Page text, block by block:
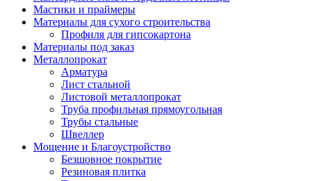
Мастики и праймеры
Материалы для сухого строительства
Профиля для гипсокартона
Материалы под заказ
Металлопрокат
Арматура
Лист стальной
Листовой металлопрокат
Труба профильная прямоугольная
Трубы стальные
Швеллер
Мощение и Благоустройство
Безшовное покрытие
Резиновая плитка